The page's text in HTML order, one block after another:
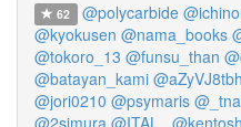
62 @polycarbide
@kyokusen @nama_books
@tokoro_13 @funsu_than
@batayan_kami
@jori0210 @psymaris
@2simura @ITAL_